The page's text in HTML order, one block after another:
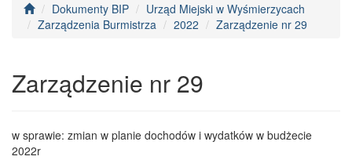
Dokumenty BIP
Urząd Miejski w Wyśmierzycach
Zarządzenia Burmistrza
2022 Zarządzenie nr 29
Zarządzenie nr 29
w sprawie: zmian w planie dochodów i wydatków w budżecie
2022r